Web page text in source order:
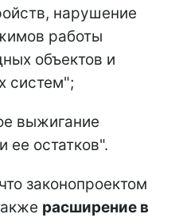
нарушение
работы
объектов и
систем";
выжигание
ее остатков".
законопроектом
расширение в